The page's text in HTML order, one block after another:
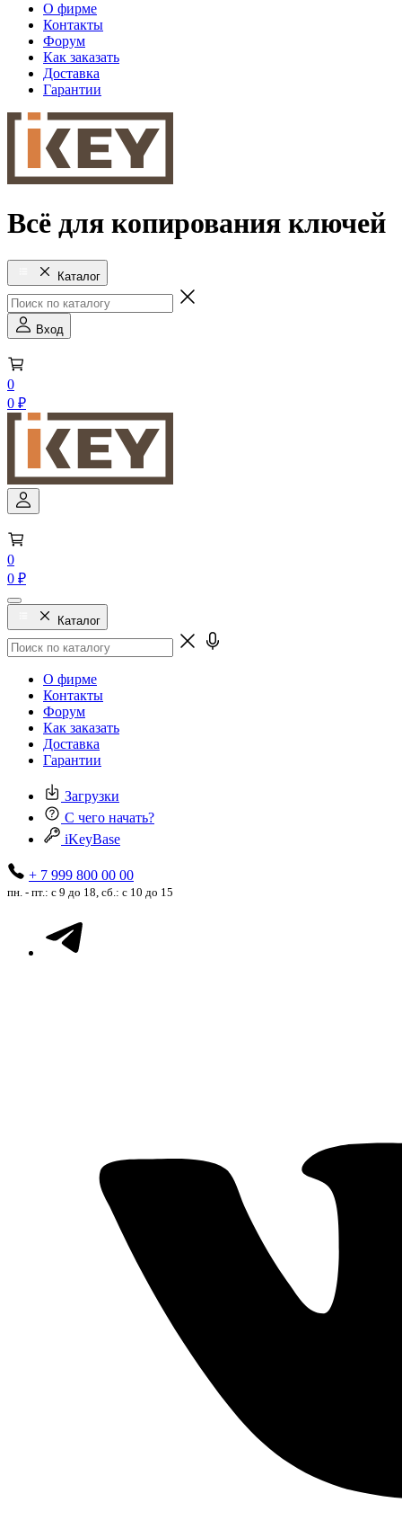
О фирме
Контакты
Форум
Как заказать
Доставка
Гарантии
Всё для копирования ключей
Каталог
Вход
0
0 ₽
0
0 ₽
Каталог
О фирме
Контакты
Форум
Как заказать
Доставка
Гарантии
Загрузки
С чего начать?
iKeyBase
+ 7 999 800 00 00
пн. - пт.: с 9 до 18, сб.: с 10 до 15